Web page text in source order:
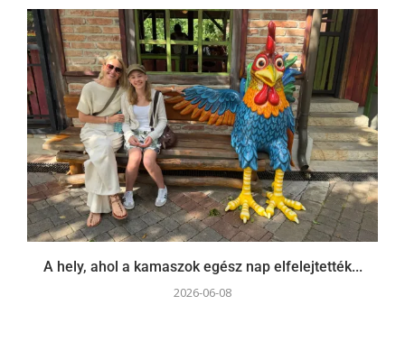
A hely, ahol a kamaszok egész nap elfelejtették...
2026-06-08